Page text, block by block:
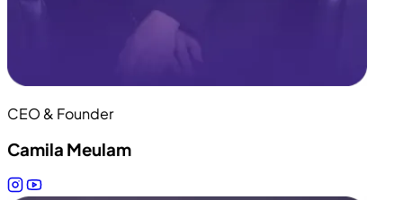
CEO & Founder
Camila Meulam